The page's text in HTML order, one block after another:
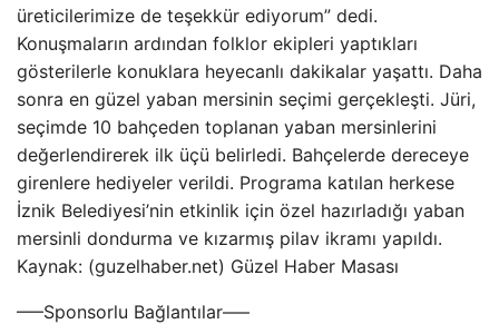
üreticilerimize de teşekkür ediyorum” dedi.
Konuşmaların ardından folklor ekipleri yaptıkları
gösterilerle konuklara heyecanlı dakikalar yaşattı. Daha
sonra en güzel yaban mersinin seçimi gerçekleşti. Jüri,
seçimde 10 bahçeden toplanan yaban mersinlerini
değerlendirerek ilk üçü belirledi. Bahçelerde dereceye
girenlere hediyeler verildi. Programa katılan herkese
İznik Belediyesi’nin etkinlik için özel hazırladığı yaban
mersinli dondurma ve kızarmış pilav ikramı yapıldı.
Kaynak: (guzelhaber.net) Güzel Haber Masası
—–Sponsorlu Bağlantılar—–